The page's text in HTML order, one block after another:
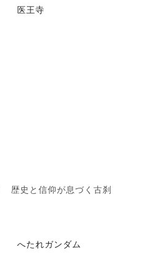
医王寺
歴史と信仰が息づく古刹
へたれガンダム